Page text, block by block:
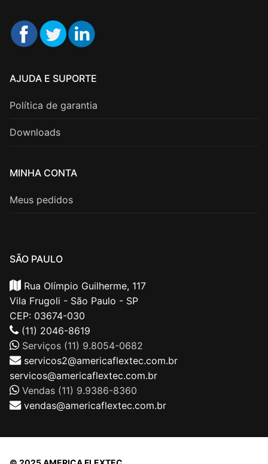
AJUDA E SUPORTE
Política de garantia
Downloads
MINHA CONTA
Meus pedidos
SÃO PAULO
Rua Olímpio Guilherme, 117
Vila Frugoli - São Paulo - SP
CEP: 03674-030
(11) 2046-8619
Serviços (11) 9.8054-0682
servicos2@americaflextec.com.br
servicos@americaflextec.com.br
Vendas (11) 9.9386-8360
vendas@americaflextec.com.br